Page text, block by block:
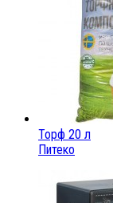
Торф 20 л
Питеко